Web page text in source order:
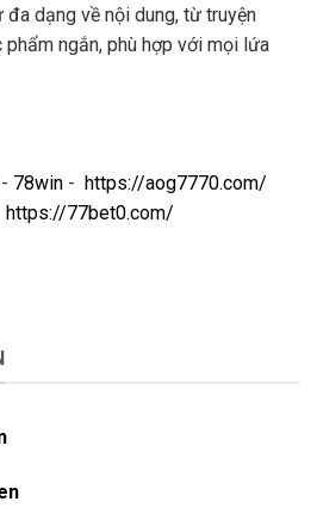
dạng về nội dung, từ truyện
ngắn, phù hợp với mọi lứa
- 78win - https://aog7770.com/
https://77bet0.com/